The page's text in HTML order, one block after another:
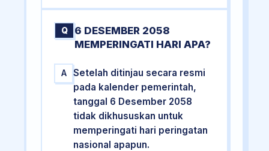
Q
6 DESEMBER 2058
MEMPERINGATI HARI APA?
A
Setelah ditinjau secara resmi
pada kalender pemerintah,
tanggal 6 Desember 2058
tidak dikhususkan untuk
memperingati hari peringatan
nasional apapun.